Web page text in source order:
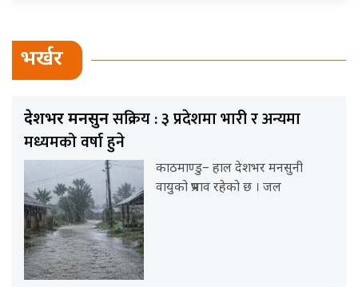
भर्खर
देशभर मनसुनसक्रिय : ३ प्रदेशमा भारी र अन्यमा
मध्यमको वर्षा हुने
काठमाण्डु– हाल देशभर मनसुनी
वायुको प्रभाव रहेको छ । जल